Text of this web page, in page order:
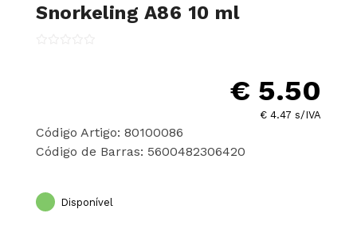
Snorkeling A86 10 ml
€ 5.50
€ 4.47 s/IVA
Código Artigo: 80100086
Código de Barras: 5600482306420
Disponível